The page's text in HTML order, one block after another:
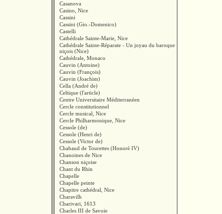
Casanova
Casino, Nice
Cassini
Cassini (Gio.-Domenico)
Castelli
Cathédrale Sainte-Marie, Nice
Cathédrale Sainte-Réparate - Un joyau du baroque
niçois (Nice)
Cathédrale, Monaco
Cauvin (Antoine)
Cauvin (François)
Cauvin (Joachim)
Cella (André de)
Celtique (l'article)
Centre Universitaire Méditerranéen
Cercle constitutionnel
Cercle musical, Nice
Cercle Philharmonique, Nice
Cessole (de)
Cessole (Henri de)
Cessole (Victor de)
Chabaud de Tourettes (Honoré IV)
Chanoines de Nice
Chanson niçoise
Chant du Rhin
Chapelle
Chapelle peinte
Chapitre cathédral, Nice
Charavilh
Charivari, 1613
Charles III de Savoie